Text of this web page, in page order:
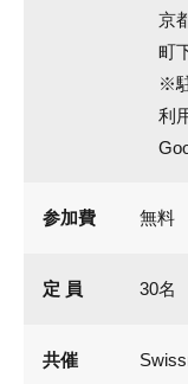
京
町
※
利
参加費 無料
定 員 30名
共催